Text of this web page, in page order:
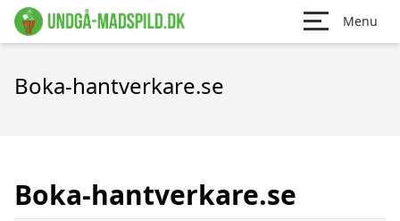
Menu
Boka-hantverkare.se
Boka-hantverkare.se